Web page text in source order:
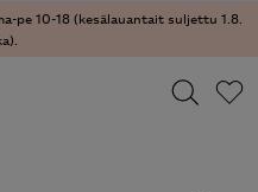
pe 10-18 (kesälauantait suljettu 1.8.